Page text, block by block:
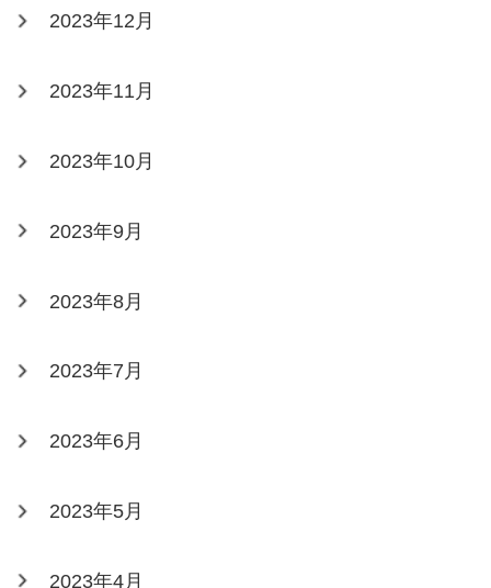
2023年12月
2023年11月
2023年10月
2023年9月
2023年8月
2023年7月
2023年6月
2023年5月
2023年4月